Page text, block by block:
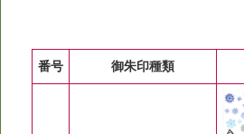
番号 御朱印種類